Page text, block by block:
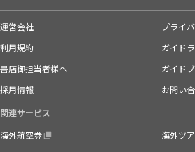
運営会社
プライ
利用規約
ガイド
書店御担当者様へ
ガイド
採用情報
お問い
関連サービス
海外航空券
海外ツ